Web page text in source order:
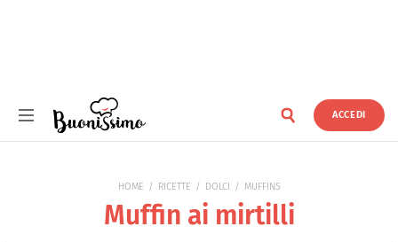
ACCEDI
HOME RICETTE DOLCI MUFFINS
Muffin ai mirtilli